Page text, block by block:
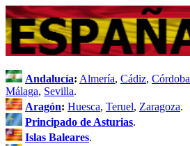
Andalucía: Almería, Cádiz, Córdoba
Málaga, Sevilla.
Aragón: Huesca, Teruel, Zaragoza.
Principado de Asturias.
Islas Baleares.